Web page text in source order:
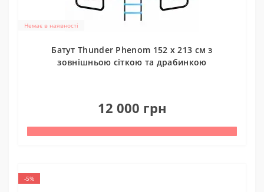
Немає в наявності
Батут Thunder Phenom 152 х 213 см з
зовнішньою сіткою та драбинкою
12 000 грн
-5%